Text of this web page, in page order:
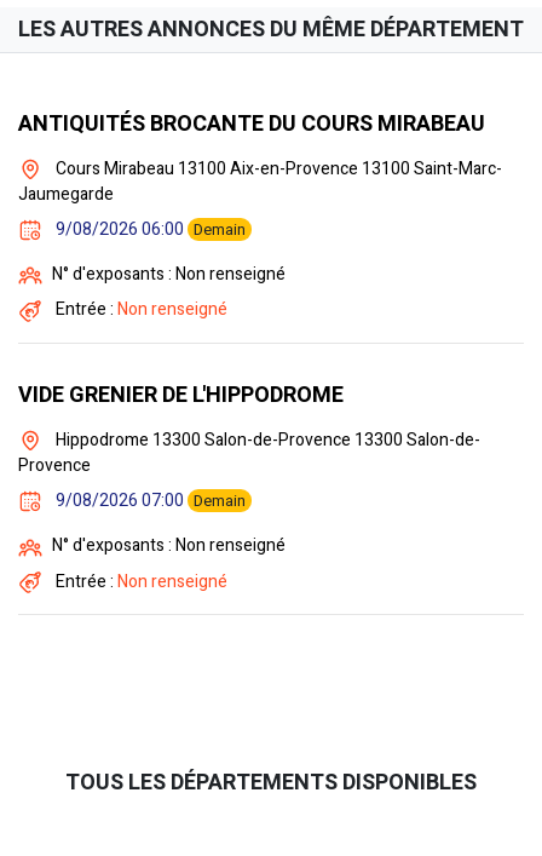
LES AUTRES ANNONCES DU MÊME DÉPARTEMENT
ANTIQUITÉS BROCANTE DU COURS MIRABEAU
Cours Mirabeau 13100 Aix-en-Provence 13100 Saint-Marc-
Jaumegarde
9/08/2026 06:00 Demain
N° d'exposants : Non renseigné
Entrée :Non renseigné
VIDE GRENIER DE L'HIPPODROME
Hippodrome 13300 Salon-de-Provence 13300 Salon-de-
Provence
9/08/2026 07:00 Demain
N° d'exposants : Non renseigné
Entrée :Non renseigné
TOUS LES DÉPARTEMENTS DISPONIBLES